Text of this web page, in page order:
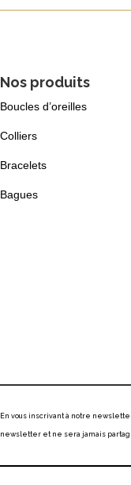
Nos produits
Boucles d’oreilles
Colliers
Bracelets
Bagues
En vous inscrivant à notre
newsletter et ne sera jamais